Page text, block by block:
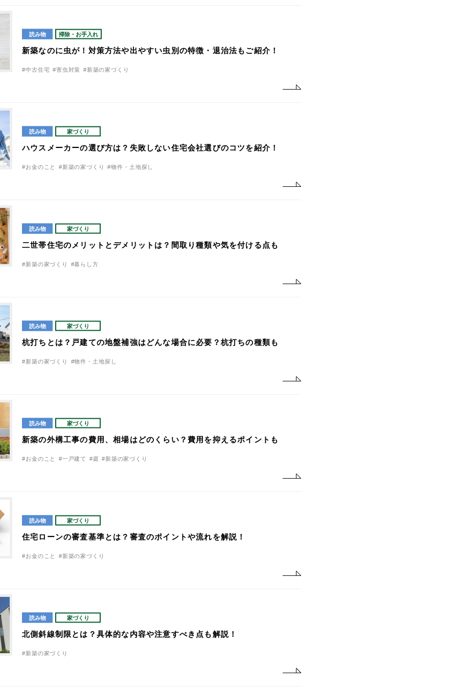
読み物 掃除・お手入れ
新築なのに虫が！対策方法や出やすい虫別の特徴・退治法もご紹介！
#中古住宅 #害虫対策 #新築の家づくり
読み物 家づくり
ハウスメーカーの選び方は？失敗しない住宅会社選びのコツを紹介！
#お金のこと #新築の家づくり #物件・土地探し
読み物 家づくり
二世帯住宅のメリットとデメリットは？間取り種類や気を付ける点も
#新築の家づくり #暮らし方
読み物 家づくり
杭打ちとは？戸建ての地盤補強はどんな場合に必要？杭打ちの種類も
#新築の家づくり #物件・土地探し
読み物 家づくり
新築の外構工事の費用、相場はどのくらい？費用を抑えるポイントも
#お金のこと #一戸建て #庭 #新築の家づくり
読み物 家づくり
住宅ローンの審査基準とは？審査のポイントや流れを解説！
#お金のこと #新築の家づくり
読み物 家づくり
北側斜線制限とは？具体的な内容や注意すべき点も解説！
#新築の家づくり